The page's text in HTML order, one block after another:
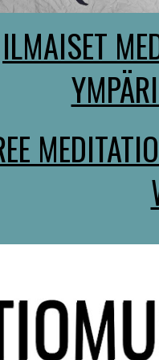
ILMAISET